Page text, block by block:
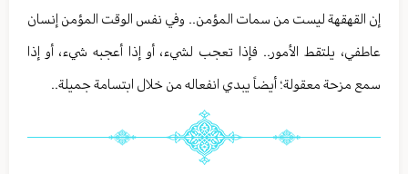
إن القهقهة ليست من سمات المؤمن.. وفي نفس الوقت المؤمن إنسان
عاطفي، يلتقط الأمور.. فإذا تعجب لشيء، أو إذا أعجبه شيء، أو إذا
سمع مزحة معقولة؛ أيضاً يبدي انفعاله من خلال ابتسامة جميلة..